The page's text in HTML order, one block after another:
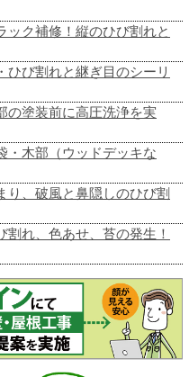
ック補修！縦のひび割れと
び割れと継ぎ目のシーリ
の塗装前に高圧洗浄を実
・木部（ウッドデッキな
り、破風と鼻隠しのひび割
れ、色あせ、苔の発生！